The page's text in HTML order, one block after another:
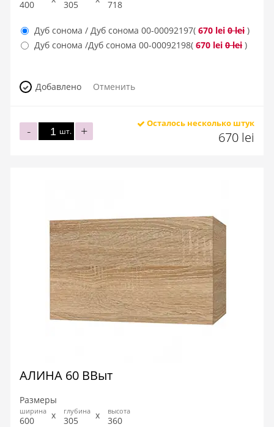
400 305 718
Дуб сонома / Дуб сонома 00-00092197( 670 lei 0 lei )
Дуб сонома /Дуб сонома 00-00092198( 670 lei 0 lei )
Добавлено Отменить
шт. +
- Осталось несколько штук
670 lei
АЛИНА 60 ВВыт
Размеры
ширина
600
глубина
305
высота
360